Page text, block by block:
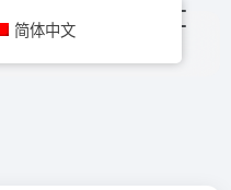
简体中文